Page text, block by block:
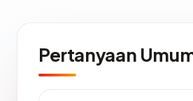
Pertanyaan